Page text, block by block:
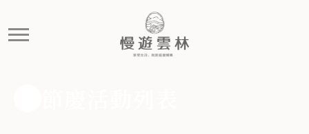
雲林縣合法登記及違法（包